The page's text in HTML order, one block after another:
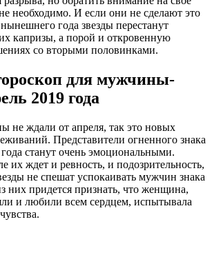
необходимо. И если они не сделают это
года звезды перестанут
их капризы, а порой и откровенную
со вторыми половинками.
для мужчины-
2019 года
не ждали от апреля, так это новых
Представители огненного знака
станут очень эмоциональными.
их ждет и ревность, и подозрительность,
не спешат успокаивать мужчин знака
них придется признать, что женщина,
и любили всем сердцем, испытывала